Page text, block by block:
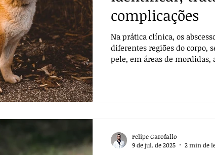
complicações
Na prática clínica, os
diferentes regiões do corpo,
pele, em áreas de mordidas,
Felipe Garofallo
9 de jul. de 2025
2 min de